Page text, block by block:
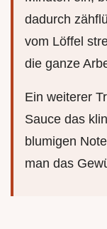
dadurch
vom Löffel
die ganze
Ein weiterer
Sauce das
blumigen
man das